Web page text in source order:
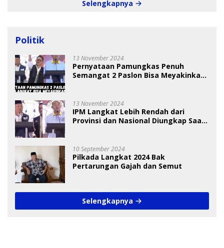
Selengkapnya
Politik
13 November 2024
Pernyataan Pamungkas Penuh
Semangat 2 Paslon Bisa Meyakinkan
13 November 2024
IPM Langkat Lebih Rendah dari
Provinsi dan Nasional Diungkap Saat
10 September 2024
Pilkada Langkat 2024 Bak
Pertarungan Gajah dan Semut
Selengkapnya